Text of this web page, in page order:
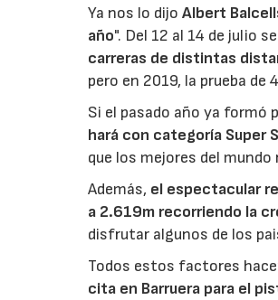
Ya nos lo dijoAlbert
año". Del 12 al 14 de julio
carreras de distintas
pero en 2019, la prueba
Si el pasado año ya
hará con categoría Super
que los mejores del mundo
Además, el espectacular
a 2.619m recorriendo la
disfrutar algunos de los
Todos estos factores
cita en Barruera para el